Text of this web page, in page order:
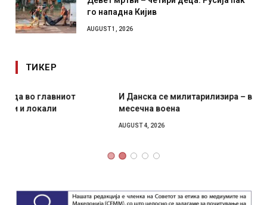
го нападна Кијив
AUGUST 1, 2026
ТИКЕР
И Данска се милитарилизира – воведува нова 11-
месечна воена